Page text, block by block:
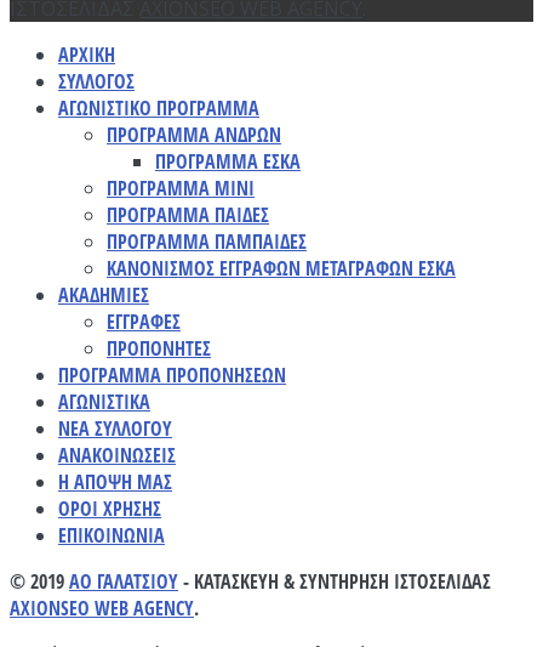
ΑΡΧΙΚΗ
ΣΥΛΛΟΓΟΣ
ΑΓΩΝΙΣΤΙΚΟ ΠΡΟΓΡΑΜΜΑ
ΠΡΟΓΡΑΜΜΑ ΑΝΔΡΩΝ
ΠΡΟΓΡΑΜΜΑ ΕΣΚΑ
ΠΡΟΓΡΑΜΜΑ ΜΙΝΙ
ΠΡΟΓΡΑΜΜΑ ΠΑΙΔΕΣ
ΠΡΟΓΡΑΜΜΑ ΠΑΜΠΑΙΔΕΣ
ΚΑΝΟΝΙΣΜΟΣ ΕΓΓΡΑΦΩΝ ΜΕΤΑΓΡΑΦΩΝ ΕΣΚΑ
ΑΚΑΔΗΜΙΕΣ
ΕΓΓΡΑΦΕΣ
ΠΡΟΠΟΝΗΤΕΣ
ΠΡΟΓΡΑΜΜΑ ΠΡΟΠΟΝΗΣΕΩΝ
ΑΓΩΝΙΣΤΙΚΑ
ΝΕΑ ΣΥΛΛΟΓΟΥ
ΑΝΑΚΟΙΝΩΣΕΙΣ
Η ΑΠΟΨΗ ΜΑΣ
ΟΡΟΙ ΧΡΗΣΗΣ
ΕΠΙΚΟΙΝΩΝΙΑ
© 2019ΑΟ ΓΑΛΑΤΣΙΟΥ- ΚΑΤΑΣΚΕΥΗ & ΣΥΝΤΗΡΗΣΗ ΙΣΤΟΣΕΛΙΔΑΣ
AXIONSEO WEB AGENCY.